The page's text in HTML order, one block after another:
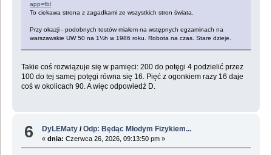
app=fbl
To ciekawa strona z zagadkami ze wszystkich stron świata.
Przy okazji - podobnych testów miałem na wstępnych egzaminach na
warszawskie UW 50 na 1½h w 1986 roku. Robota na czas. Stare dzieje.
Takie coś rozwiązuje się w pamięci: 200 do potęgi 4 podzielić przez
100 do tej samej potęgi równa się 16. Pięć z ogonkiem razy 16 daje
coś w okolicach 90. A więc odpowiedź D.
6 DyLEMaty /Odp: Będąc Młodym Fizykiem...
«dnia: Czerwca 26, 2026, 09:13:50 pm »